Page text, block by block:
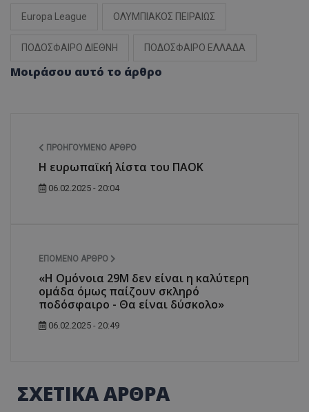
Europa League ΟΛΥΜΠΙΑΚΟΣ ΠΕΙΡΑΙΩΣ
ΠΟΔΟΣΦΑΙΡΟ ΔΙΕΘΝΗ ΠΟΔΟΣΦΑΙΡΟ ΕΛΛΑΔΑ
Μοιράσου αυτό το άρθρο
ΠΡΟΗΓΟΎΜΕΝΟ ΆΡΘΡΟ
Η ευρωπαϊκή λίστα του ΠΑΟΚ
06.02.2025 - 20:04
ΕΠΌΜΕΝΟ ΆΡΘΡΟ
«Η Ομόνοια 29Μ δεν είναι η καλύτερη
ομάδα όμως παίζουν σκληρό
ποδόσφαιρο - Θα είναι δύσκολο»
06.02.2025 - 20:49
ΣΧΕΤΙΚΑ ΑΡΘΡΑ